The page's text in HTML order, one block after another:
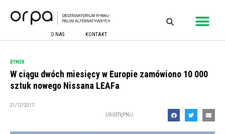
O NAS KONTAKT
RYNEK
W ciągu dwóch miesięcy w Europie zamówiono 10 000
sztuk nowego Nissana LEAFa
21/12/2017
UDOSTĘPNIJ